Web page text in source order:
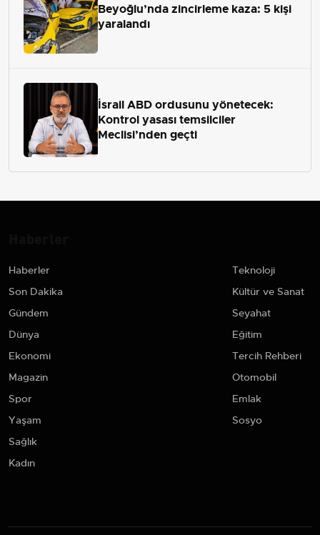
Beyoğlu’nda zincirleme kaza: 5 kişi
yaralandı
İsrail ABD ordusunu yönetecek:
Kontrol yasası temsilciler
Meclisi’nden geçti
Haberler
Son Dakika
Gündem
Dünya
Ekonomi
Magazin
Spor
Yaşam
Sağlık
Kadın
Teknoloji
Kültür ve Sanat
Seyahat
Eğitim
Tercih Rehberi
Otomobil
Emlak
Sosyo